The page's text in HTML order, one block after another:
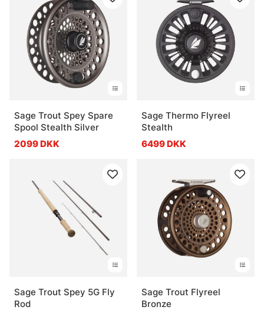
Sage Trout Spey Spare
Spool Stealth Silver
2099 DKK
Sage Thermo Flyreel
Stealth
6499 DKK
Sage Trout Spey 5G Fly
Rod
Sage Trout Flyreel
Bronze